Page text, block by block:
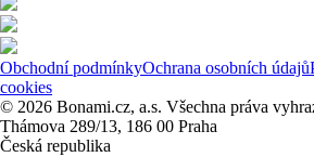
Obchodní podmínkyOchrana osobních údajů
cookies
© 2026 Bonami.cz, a.s. Všechna práva
Thámova 289/13, 186 00 Praha
Česká republika